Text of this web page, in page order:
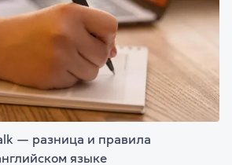
— разница и правила
языке